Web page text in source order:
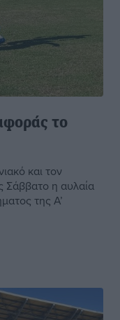
το
και τον
Σάββατο η αυλαία
της Α’